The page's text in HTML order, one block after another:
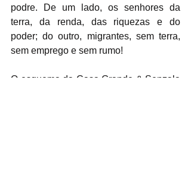
podre. De um lado, os senhores da
terra, da renda, das riquezas e do
poder; do outro, migrantes, sem terra,
sem emprego e sem rumo!
O esquema da Casa Grande & Senzala